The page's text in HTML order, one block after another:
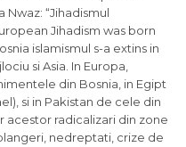
Nwaz: “Jihadismul
Jihadism was born
islamismul s-a extins in
siAsia. In Europa,
din Bosnia, in Egipt
si in Pakistan de cele din
acestor radicalizari din zone
nedreptati, crize de